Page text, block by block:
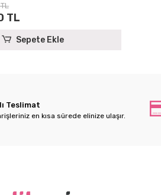
TL
Sepete Ekle
Teslimat
en kısa sürede elinize ulaşır.